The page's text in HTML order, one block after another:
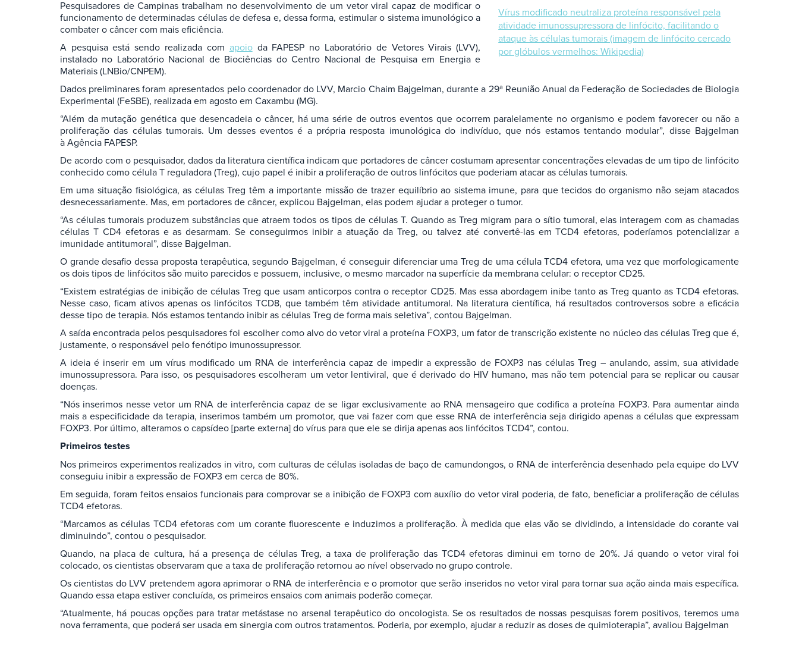
Vírus modificado neutraliza proteína responsável pela
atividade imunossupressora de linfócito, facilitando o
ataque às células tumorais (imagem de linfócito cercado
por glóbulos vermelhos: Wikipedia)
Pesquisadores de Campinas trabalham no desenvolvimento de um vetor viral capaz de modificar o
funcionamento de determinadas células de defesa e, dessa forma, estimular o sistema imunológico a
combater o câncer com mais eficiência.
A pesquisa está sendo realizada com apoioda FAPESP no Laboratório de Vetores Virais (LVV),
instalado no Laboratório Nacional de Biociências do Centro Nacional de Pesquisa em Energia e
Materiais (LNBio/CNPEM).
Dados preliminares foram apresentados pelo coordenador do LVV, Marcio Chaim Bajgelman, durante a 29ª Reunião Anual da Federação de Sociedades de Biologia
Experimental (FeSBE), realizada em agosto em Caxambu (MG).
“Além da mutação genética que desencadeia o câncer, há uma série de outros eventos que ocorrem paralelamente no organismo e podem favorecer ou não a
proliferação das células tumorais. Um desses eventos é a própria resposta imunológica do indivíduo, que nós estamos tentando modular”, disse Bajgelman
à Agência FAPESP.
De acordo com o pesquisador, dados da literatura científica indicam que portadores de câncer costumam apresentar concentrações elevadas de um tipo de linfócito
conhecido como célula T reguladora (Treg), cujo papel é inibir a proliferação de outros linfócitos que poderiam atacar as células tumorais.
Em uma situação fisiológica, as células Treg têm a importante missão de trazer equilíbrio ao sistema imune, para que tecidos do organismo não sejam atacados
desnecessariamente. Mas, em portadores de câncer, explicou Bajgelman, elas podem ajudar a proteger o tumor.
“As células tumorais produzem substâncias que atraem todos os tipos de células T. Quando as Treg migram para o sítio tumoral, elas interagem com as chamadas
células T CD4 efetoras e as desarmam. Se conseguirmos inibir a atuação da Treg, ou talvez até convertê-las em TCD4 efetoras, poderíamos potencializar a
imunidade antitumoral”, disse Bajgelman.
O grande desafio dessa proposta terapêutica, segundo Bajgelman, é conseguir diferenciar uma Treg de uma célula TCD4 efetora, uma vez que morfologicamente
os dois tipos de linfócitos são muito parecidos e possuem, inclusive, o mesmo marcador na superfície da membrana celular: o receptor CD25.
“Existem estratégias de inibição de células Treg que usam anticorpos contra o receptor CD25. Mas essa abordagem inibe tanto as Treg quanto as TCD4 efetoras.
Nesse caso, ficam ativos apenas os linfócitos TCD8, que também têm atividade antitumoral. Na literatura científica, há resultados controversos sobre a eficácia
desse tipo de terapia. Nós estamos tentando inibir as células Treg de forma mais seletiva”, contou Bajgelman.
A saída encontrada pelos pesquisadores foi escolher como alvo do vetor viral a proteína FOXP3, um fator de transcrição existente no núcleo das células Treg que é,
justamente, o responsável pelo fenótipo imunossupressor.
A ideia é inserir em um vírus modificado um RNA de interferência capaz de impedir a expressão de FOXP3 nas células Treg – anulando, assim, sua atividade
imunossupressora. Para isso, os pesquisadores escolheram um vetor lentiviral, que é derivado do HIV humano, mas não tem potencial para se replicar ou causar
doenças.
“Nós inserimos nesse vetor um RNA de interferência capaz de se ligar exclusivamente ao RNA mensageiro que codifica a proteína FOXP3. Para aumentar ainda
mais a especificidade da terapia, inserimos também um promotor, que vai fazer com que esse RNA de interferência seja dirigido apenas a células que expressam
FOXP3. Por último, alteramos o capsídeo [parte externa] do vírus para que ele se dirija apenas aos linfócitos TCD4”, contou.
Primeiros testes
Nos primeiros experimentos realizados in vitro, com culturas de células isoladas de baço de camundongos, o RNA de interferência desenhado pela equipe do LVV
conseguiu inibir a expressão de FOXP3 em cerca de 80%.
Em seguida, foram feitos ensaios funcionais para comprovar se a inibição de FOXP3 com auxílio do vetor viral poderia, de fato, beneficiar a proliferação de células
TCD4 efetoras.
“Marcamos as células TCD4 efetoras com um corante fluorescente e induzimos a proliferação. À medida que elas vão se dividindo, a intensidade do corante vai
diminuindo”, contou o pesquisador.
Quando, na placa de cultura, há a presença de células Treg, a taxa de proliferação das TCD4 efetoras diminui em torno de 20%. Já quando o vetor viral foi
colocado, os cientistas observaram que a taxa de proliferação retornou ao nível observado no grupo controle.
Os cientistas do LVV pretendem agora aprimorar o RNA de interferência e o promotor que serão inseridos no vetor viral para tornar sua ação ainda mais específica.
Quando essa etapa estiver concluída, os primeiros ensaios com animais poderão começar.
“Atualmente, há poucas opções para tratar metástase no arsenal terapêutico do oncologista. Se os resultados de nossas pesquisas forem positivos, teremos uma
nova ferramenta, que poderá ser usada em sinergia com outros tratamentos. Poderia, por exemplo, ajudar a reduzir as doses de quimioterapia”, avaliou Bajgelman